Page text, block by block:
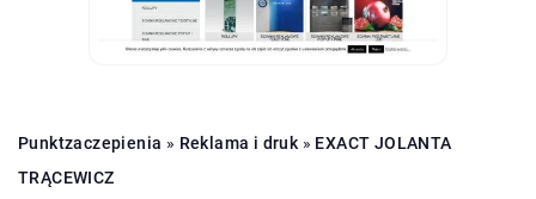
Punktzaczepienia » Reklama i druk » EXACT JOLANTA
TRĄCEWICZ